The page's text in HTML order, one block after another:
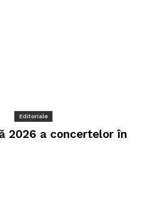
Editoriale
2026 a concertelor în